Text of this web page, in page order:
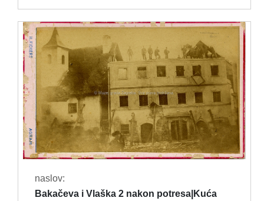
naslov:
Bakačeva i Vlaška 2 nakon potresa|Kuća